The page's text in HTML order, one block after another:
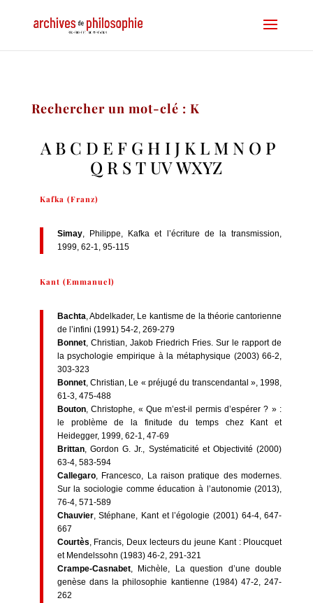
Rechercher un mot-clé : K
A B C D E F G H I J K L M N O P
Q R S T UVWXYZ
Kafka (Franz)
Simay, Philippe, Kafka et l’écriture de la transmission,
1999, 62-1, 95-115
Kant (Emmanuel)
Bachta, Abdelkader, Le kantisme de la théorie cantorienne
de l’infini (1991) 54-2, 269-279
Bonnet, Christian, Jakob Friedrich Fries. Sur le rapport de
la psychologie empirique à la métaphysique (2003) 66-2,
303-323
Bonnet, Christian, Le « préjugé du transcendantal », 1998,
61-3, 475-488
Bouton, Christophe, « Que m’est-il permis d’espérer ? » :
le problème de la finitude du temps chez Kant et
Heidegger, 1999, 62-1, 47-69
Brittan, Gordon G. Jr., Systématicité et Objectivité (2000)
63-4, 583-594
Callegaro, Francesco, La raison pratique des modernes.
Sur la sociologie comme éducation à l’autonomie (2013),
76-4, 571-589
Chauvier, Stéphane, Kant et l’égologie (2001) 64-4, 647-
667
Courtès, Francis, Deux lecteurs du jeune Kant : Ploucquet
et Mendelssohn (1983) 46-2, 291-321
Crampe-Casnabet, Michèle, La question d’une double
genèse dans la philosophie kantienne (1984) 47-2, 247-
262